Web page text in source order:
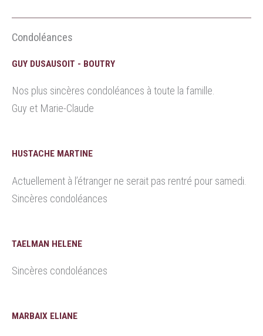
Condoléances
GUY DUSAUSOIT - BOUTRY
Nos plus sincères condoléances à toute la famille.
Guy et Marie-Claude
HUSTACHE MARTINE
Actuellement à l’étranger ne serait pas rentré pour samedi.
Sincères condoléances
TAELMAN HELENE
Sincères condoléances
MARBAIX ELIANE